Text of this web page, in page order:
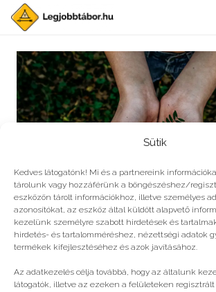
Sütik
Kedves látogatónk! Mi és a partnereink
tárolunk vagy hozzáférünk a böngészéshez/
eszközön tárolt információkhoz, illetve személyes
azonosítókat, az eszköz által küldött alapvető
kezelünk személyre szabott hirdetések és
hirdetés- és tartalomméréshez, nézettségi adatok
termékek kifejlesztéséhez és azok javításához.
Az adatkezelés célja továbbá, hogy az általunk
látogatók, illetve az ezeken a felületeken
Így nevelj ökotudatos gyereket!